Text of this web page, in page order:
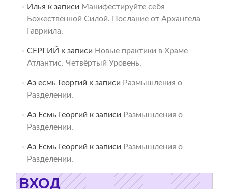
Илья к записи Манифестируйте себя
Божественной Силой. Послание от Архангела
Гавриила.
СЕРГИЙ к записи Новые практики в Храме
Атлантис. Четвёртый Уровень.
Аз есмь Георгий к записи Размышления о
Разделении.
Аз Есмь Георгий к записи Размышления о
Разделении.
Аз Есмь Георгий к записи Размышления о
Разделении.
ВХОД